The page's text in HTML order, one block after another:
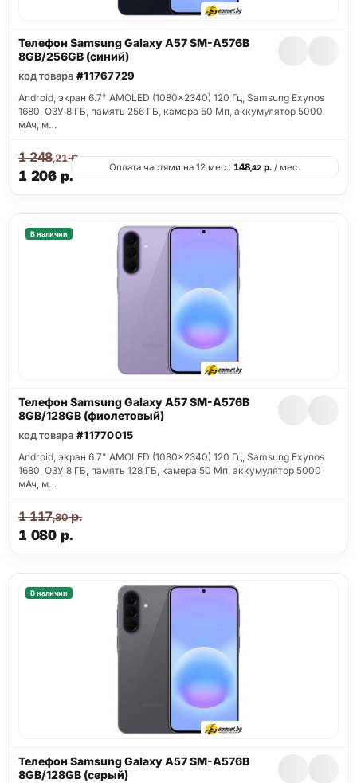
Телефон Samsung Galaxy A57 SM-A576B
8GB/256GB (синий)
код товара #11767729
Android, экран 6.7" AMOLED (1080x2340) 120 Гц, Samsung Exynos
1680, ОЗУ 8 ГБ, память 256 ГБ, камера 50 Мп, аккумулятор 5000
мАч, м…
1 206 р.
1 248,21р.
Оплата частями на 12 мес.: 148,42 р. / мес.
В наличии
Телефон Samsung Galaxy A57 SM-A576B
8GB/128GB (фиолетовый)
код товара #11770015
Android, экран 6.7" AMOLED (1080x2340) 120 Гц, Samsung Exynos
1680, ОЗУ 8 ГБ, память 128 ГБ, камера 50 Мп, аккумулятор 5000
мАч, м…
1 080 р.
1 117,80р.
В наличии
Телефон Samsung Galaxy A57 SM-A576B
8GB/128GB (серый)